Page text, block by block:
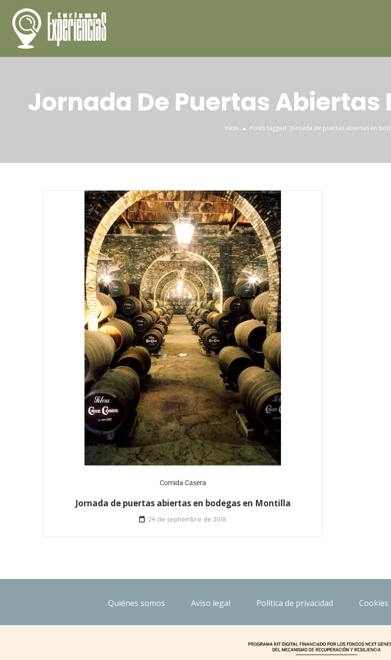
Jornada De Puertas Abiertas
Inicio Posts tagged "Jornada de puertas abiertas en
Comida Casera
Jornada de puertas abiertas en bodegas en Montilla
24 de septiembre de 2018
Quiénes somos Aviso legal Política de privacidad Cookies